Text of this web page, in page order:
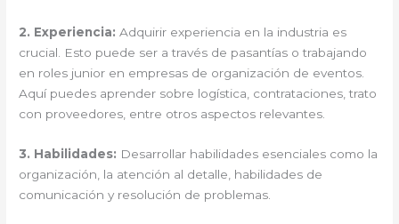
2. Experiencia: Adquirir experiencia en la industria es
crucial. Esto puede ser a través de pasantías o trabajando
en roles junior en empresas de organización de eventos.
Aquí puedes aprender sobre logística, contrataciones, trato
con proveedores, entre otros aspectos relevantes.
3. Habilidades: Desarrollar habilidades esenciales como la
organización, la atención al detalle, habilidades de
comunicación y resolución de problemas.